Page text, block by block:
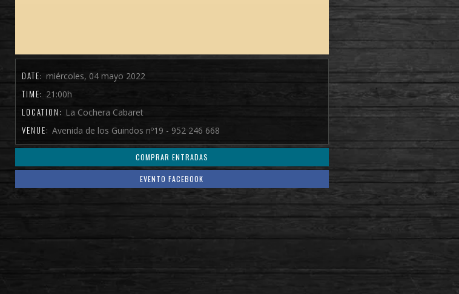
DATE: miércoles, 04 mayo 2022
TIME: 21:00h
LOCATION: La Cochera Cabaret
VENUE: Avenida de los Guindos nº19 - 952 246 668
COMPRAR ENTRADAS
EVENTO FACEBOOK